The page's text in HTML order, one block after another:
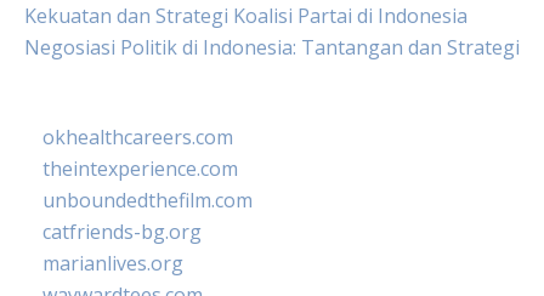
Kekuatan dan Strategi Koalisi Partai di Indonesia
Negosiasi Politik di Indonesia: Tantangan dan Strategi
okhealthcareers.com
theintexperience.com
unboundedthefilm.com
catfriends-bg.org
marianlives.org